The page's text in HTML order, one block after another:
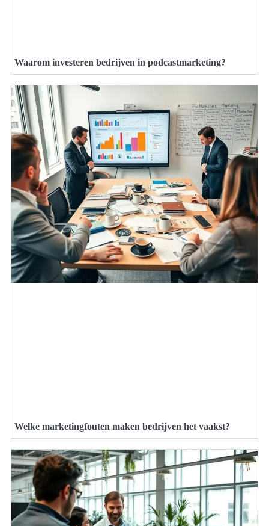
Waarom investeren bedrijven in podcastmarketing?
Welke marketingfouten maken bedrijven het vaakst?